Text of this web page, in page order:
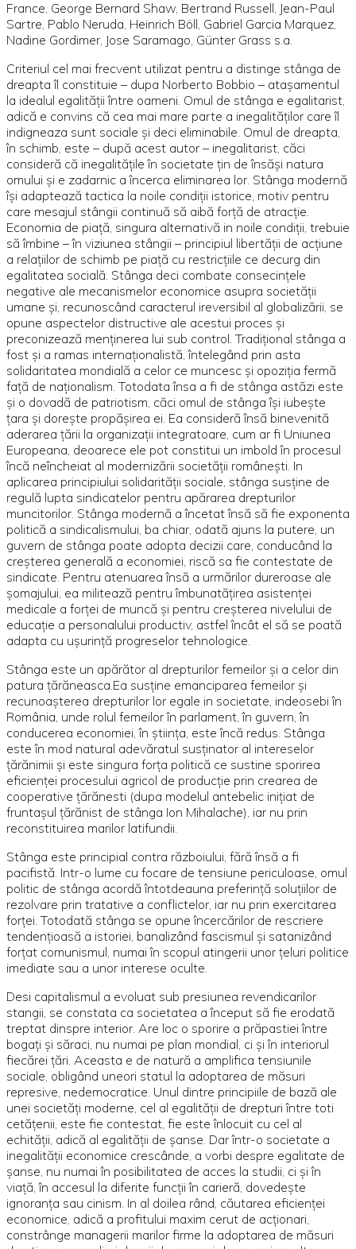
France, George Bernard Shaw, Bertrand Russell, Jean-Paul
Sartre, Pablo Neruda, Heinrich Böll, Gabriel Garcia Marquez,
Nadine Gordimer, Jose Saramago, Günter Grass s.a.
Criteriul cel mai frecvent utilizat pentru a distinge stânga de
dreapta îl constituie – dupa Norberto Bobbio – ataşamentul
la idealul egalităţii între oameni. Omul de stânga e egalitarist,
adică e convins că cea mai mare parte a inegalităţilor care îl
indigneaza sunt sociale şi deci eliminabile. Omul de dreapta,
în schimb, este – după acest autor – inegalitarist, căci
consideră că inegalităţile în societate ţin de însăşi natura
omului şi e zadarnic a încerca eliminarea lor. Stânga modernă
îşi adaptează tactica la noile condiţii istorice, motiv pentru
care mesajul stângii continuă să aibă forţă de atracţie.
Economia de piaţă, singura alternativă in noile condiţii, trebuie
să îmbine – în viziunea stângii – principiul libertăţii de acţiune
a relaţiilor de schimb pe piaţă cu restricţiile ce decurg din
egalitatea socială. Stânga deci combate consecinţele
negative ale mecanismelor economice asupra societăţii
umane şi, recunoscând caracterul ireversibil al globalizării, se
opune aspectelor distructive ale acestui proces şi
preconizează menţinerea lui sub control. Tradiţional stânga a
fost şi a ramas internaţionalistă, întelegând prin asta
solidaritatea mondială a celor ce muncesc şi opoziţia fermă
faţă de naţionalism. Totodata însa a fi de stânga astăzi este
şi o dovadă de patriotism, căci omul de stânga îşi iubeşte
ţara şi doreşte propăşirea ei. Ea consideră însă binevenită
aderarea ţării la organizaţii integratoare, cum ar fi Uniunea
Europeana, deoarece ele pot constitui un imbold în procesul
încă neîncheiat al modernizării societăţii româneşti. In
aplicarea principiului solidarităţii sociale, stânga susţine de
regulă lupta sindicatelor pentru apărarea drepturilor
muncitorilor. Stânga modernă a încetat însă să fie exponenta
politică a sindicalismului, ba chiar, odată ajuns la putere, un
guvern de stânga poate adopta decizii care, conducând la
creşterea generală a economiei, riscă sa fie contestate de
sindicate. Pentru atenuarea însă a urmărilor dureroase ale
şomajului, ea militează pentru îmbunatăţirea asistenţei
medicale a forţei de muncă şi pentru creşterea nivelului de
educaţie a personalului productiv, astfel încât el să se poată
adapta cu uşurinţă progreselor tehnologice.
Stânga este un apărător al drepturilor femeilor şi a celor din
patura ţărăneasca.Ea susţine emanciparea femeilor şi
recunoaşterea drepturilor lor egale in societate, indeosebi în
România, unde rolul femeilor în parlament, în guvern, în
conducerea economiei, în ştiinţa, este încă redus. Stânga
este în mod natural adevăratul susţinator al intereselor
ţărănimii şi este singura forţa politică ce sustine sporirea
eficienţei procesului agricol de producţie prin crearea de
cooperative ţărănesti (dupa modelul antebelic iniţiat de
fruntaşul ţărănist de stânga Ion Mihalache), iar nu prin
reconstituirea marilor latifundii.
Stânga este principial contra războiului, fără însă a fi
pacifistă. Intr-o lume cu focare de tensiune periculoase, omul
politic de stânga acordă întotdeauna preferinţă soluţiilor de
rezolvare prin tratative a conflictelor, iar nu prin exercitarea
forţei. Totodată stânga se opune încercărilor de rescriere
tendenţioasă a istoriei, banalizând fascismul şi satanizând
forţat comunismul, numai în scopul atingerii unor ţeluri politice
imediate sau a unor interese oculte.
Desi capitalismul a evoluat sub presiunea revendicarilor
stangii, se constata ca societatea a început să fie erodată
treptat dinspre interior. Are loc o sporire a prăpastiei între
bogaţi şi săraci, nu numai pe plan mondial, ci şi în interiorul
fiecărei ţări. Aceasta e de natură a amplifica tensiunile
sociale, obligând uneori statul la adoptarea de măsuri
represive, nedemocratice. Unul dintre principiile de bază ale
unei societăţi moderne, cel al egalităţii de drepturi între toti
cetăţenii, este fie contestat, fie este înlocuit cu cel al
echităţii, adică al egalităţii de şanse. Dar într-o societate a
inegalităţii economice crescânde, a vorbi despre egalitate de
şanse, nu numai în posibilitatea de acces la studii, ci şi în
viaţă, în accesul la diferite funcţii în carieră, dovedeşte
ignoranţa sau cinism. In al doilea rând, căutarea eficienţei
economice, adică a profitului maxim cerut de acţionari,
constrânge managerii marilor firme la adoptarea de măsuri